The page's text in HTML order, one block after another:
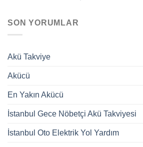
SON YORUMLAR
Akü Takviye
Akücü
En Yakın Akücü
İstanbul Gece Nöbetçi Akü Takviyesi
İstanbul Oto Elektrik Yol Yardım